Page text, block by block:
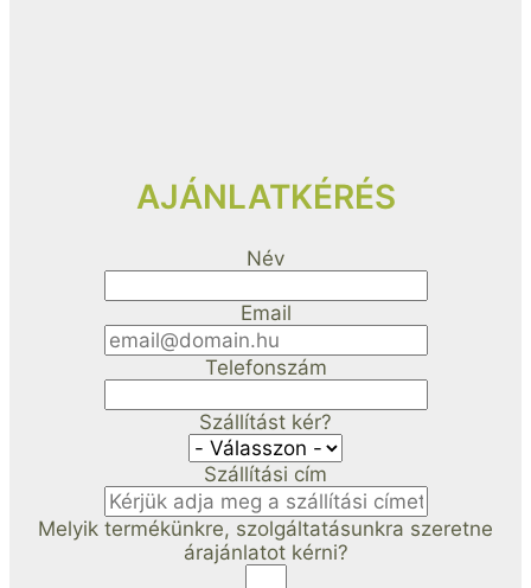
AJÁNLATKÉRÉS
Név
Email
Telefonszám
Szállítást kér?
Szállítási cím
Melyik termékünkre, szolgáltatásunkra szeretne
árajánlatot kérni?